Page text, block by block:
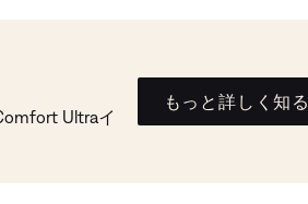
Ultraイ
もっと詳しく知る